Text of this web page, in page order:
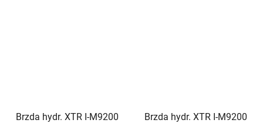
Brzda hydr. XTR I-M9200
Brzda hydr. XTR I-M9200